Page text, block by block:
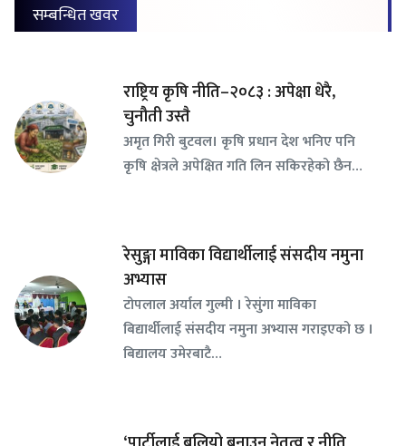
सम्बन्धित खवर
राष्ट्रिय कृषि नीति–२०८३ : अपेक्षा धेरै,
चुनौती उस्तै
अमृत गिरी बुटवल। कृषि प्रधान देश भनिए पनि
कृषि क्षेत्रले अपेक्षित गति लिन सकिरहेको छैन…
रेसुङ्गा माविका विद्यार्थीलाई संसदीय नमुना
अभ्यास
टोपलाल अर्याल गुल्मी । रेसुंगा माविका
बिद्यार्थीलाई संसदीय नमुना अभ्यास गराइएको छ ।
बिद्यालय उमेरबाटै…